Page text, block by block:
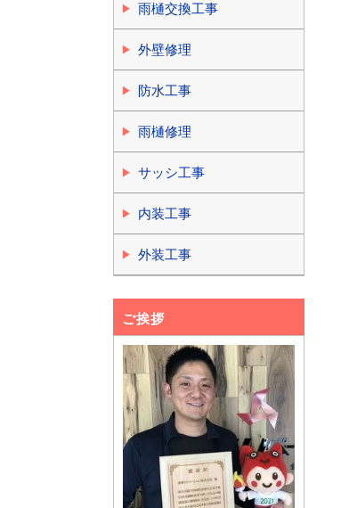
雨樋交換工事
外壁修理
防水工事
雨樋修理
サッシ工事
内装工事
外装工事
ご挨拶